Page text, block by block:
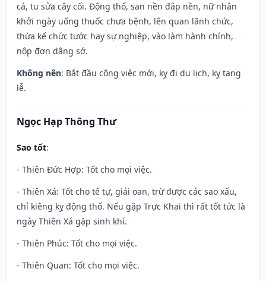
cá, tu sửa cây cối. Động thổ, san nền đắp nền, nữ nhân
khởi ngày uống thuốc chưa bệnh, lên quan lãnh chức,
thừa kế chức tước hay sự nghiệp, vào làm hành chính,
nộp đơn dâng sớ.
Không nên: Bắt đầu công việc mới, kỵ đi du lịch, kỵ tang
lễ.
Ngọc Hạp Thông Thư
Sao tốt:
- Thiên Đức Hợp: Tốt cho mọi việc.
- Thiên Xá: Tốt cho tế tự, giải oan, trừ được các sao xấu,
chỉ kiêng kỵ động thổ. Nếu gặp Trực Khai thì rất tốt tức là
ngày Thiên Xá gặp sinh khí.
- Thiên Phúc: Tốt cho mọi việc.
- Thiên Quan: Tốt cho mọi việc.